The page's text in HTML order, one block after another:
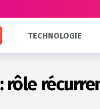
TECHNOLOGIE
rôle